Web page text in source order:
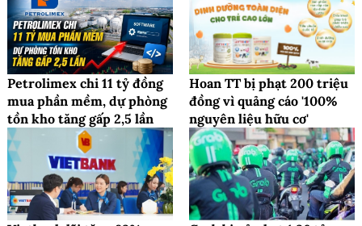
Petrolimex chi 11 tỷ đồng
mua phần mềm, dự phòng
tồn kho tăng gấp 2,5 lần
Hoan TT bị phạt 200 triệu
đồng vì quảng cáo '100%
nguyên liệu hữu cơ'